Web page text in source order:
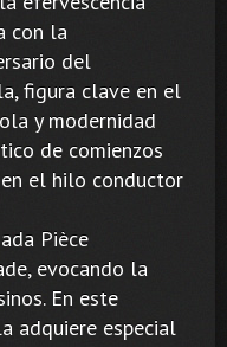
con la
del
figura clave en el
y modernidad
de comienzos
el hilo conductor
Pièce
evocando la
En este
adquiere especial